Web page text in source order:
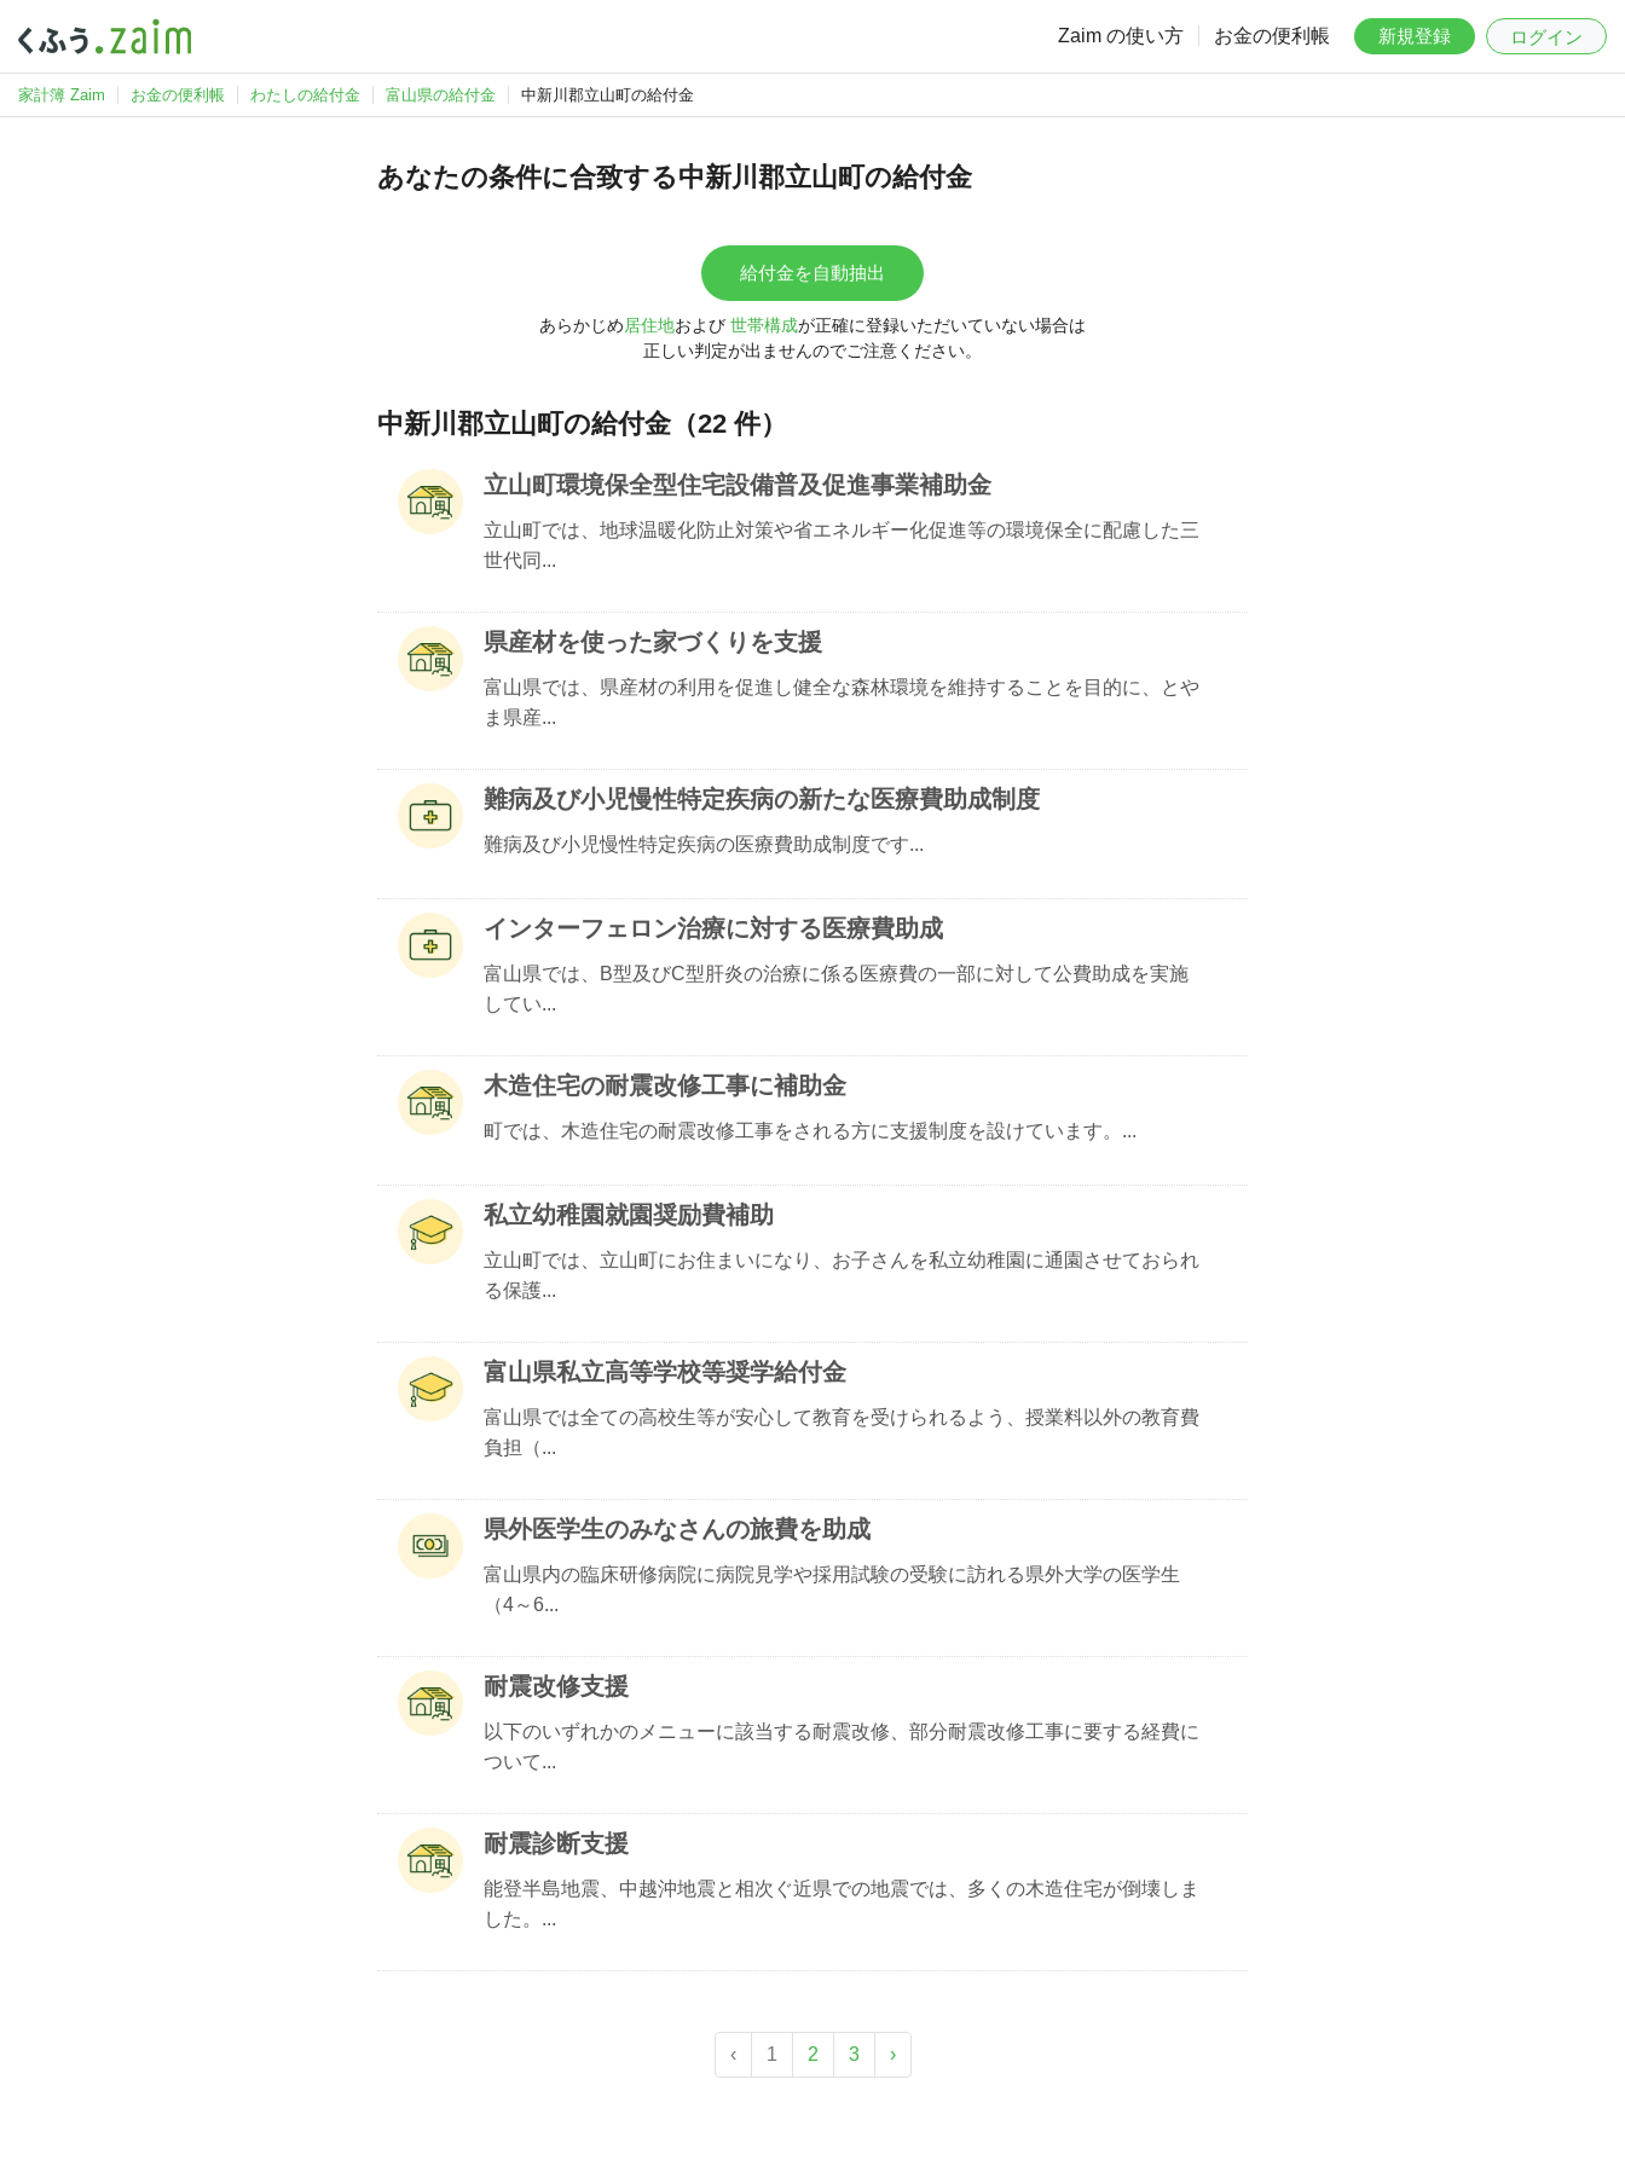
Zaim の使い方 お金の便利帳 新規登録 ログイン
家計簿 Zaim お金の便利帳 わたしの給付金 富山県の給付金 中新川郡立山町の給付金
あなたの条件に合致する中新川郡立山町の給付金
給付金を自動抽出
あらかじめ居住地および 世帯構成が正確に登録いただいていない場合は
正しい判定が出ませんのでご注意ください。
中新川郡立山町の給付金（22 件）
立山町環境保全型住宅設備普及促進事業補助金
立山町では、地球温暖化防止対策や省エネルギー化促進等の環境保全に配慮した三
世代同...
県産材を使った家づくりを支援
富山県では、県産材の利用を促進し健全な森林環境を維持することを目的に、とや
ま県産...
難病及び小児慢性特定疾病の新たな医療費助成制度
難病及び小児慢性特定疾病の医療費助成制度です...
インターフェロン治療に対する医療費助成
富山県では、B型及びC型肝炎の治療に係る医療費の一部に対して公費助成を実施
してい...
木造住宅の耐震改修工事に補助金
町では、木造住宅の耐震改修工事をされる方に支援制度を設けています。...
私立幼稚園就園奨励費補助
立山町では、立山町にお住まいになり、お子さんを私立幼稚園に通園させておられ
る保護...
富山県私立高等学校等奨学給付金
富山県では全ての高校生等が安心して教育を受けられるよう、授業料以外の教育費
負担（...
県外医学生のみなさんの旅費を助成
富山県内の臨床研修病院に病院見学や採用試験の受験に訪れる県外大学の医学生
（4～6...
耐震改修支援
以下のいずれかのメニューに該当する耐震改修、部分耐震改修工事に要する経費に
ついて...
耐震診断支援
能登半島地震、中越沖地震と相次ぐ近県での地震では、多くの木造住宅が倒壊しま
した。...
‹ 1 2 3 ›